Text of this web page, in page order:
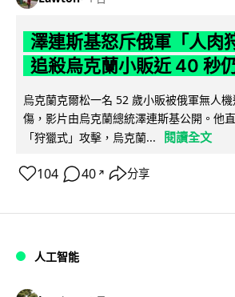
澤連斯基怒斥俄軍「人肉
追殺烏克蘭小販近 40 秒
烏克蘭克爾松一名 52 歲小販被俄軍無人
傷，影片由烏克蘭總統澤連斯基公開。他
「狩獵式」攻擊，烏克蘭...
閱讀全文
104 40 ↗ 分享
人工智能